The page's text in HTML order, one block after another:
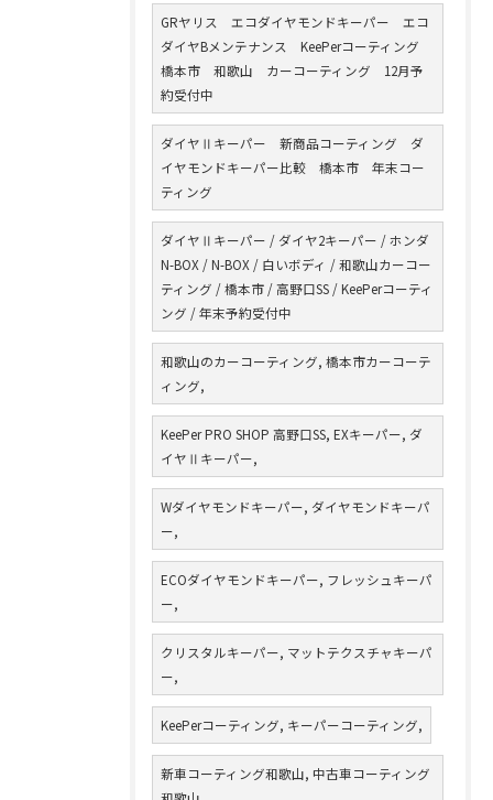
GRヤリス エコダイヤモンドキーパー エコ
ダイヤBメンテナンス KeePerコーティング
橋本市 和歌山 カーコーティング 12月予
約受付中
ダイヤⅡキーパー 新商品コーティング ダ
イヤモンドキーパー比較 橋本市 年末コー
ティング
ダイヤⅡキーパー / ダイヤ2キーパー / ホンダ
N-BOX / N-BOX / 白いボディ / 和歌山カーコー
ティング / 橋本市 / 高野口SS / KeePerコーティ
ング / 年末予約受付中
和歌山のカーコーティング, 橋本市カーコーテ
ィング,
KeePer PRO SHOP 高野口SS, EXキーパー, ダ
イヤⅡキーパー,
Wダイヤモンドキーパー, ダイヤモンドキーパ
ー,
ECOダイヤモンドキーパー, フレッシュキーパ
ー,
クリスタルキーパー, マットテクスチャキーパ
ー,
KeePerコーティング, キーパーコーティング,
新車コーティング和歌山, 中古車コーティング